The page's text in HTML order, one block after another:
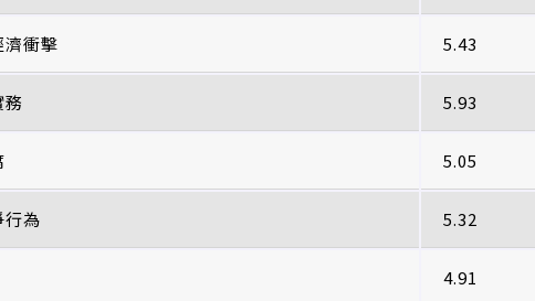
濟衝擊 5.43
務 5.93
5.05
行為 5.32
4.91